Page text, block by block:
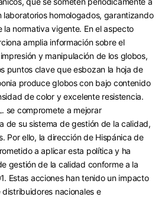
laboratorios homologados, garantizando
la normativa vigente. En el aspecto
amplia información sobre el
y manipulación de los globos,
puntos clave que esbozan la hoja de
produce globos con bajo contenido
de color y excelente resistencia.
se compromete a mejorar
de su sistema de gestión de la calidad,
Por ello, la dirección de Hispánica de
a aplicar esta política y ha
gestión de la calidad conforme a la
Estas acciones han tenido un impacto
nacionales e